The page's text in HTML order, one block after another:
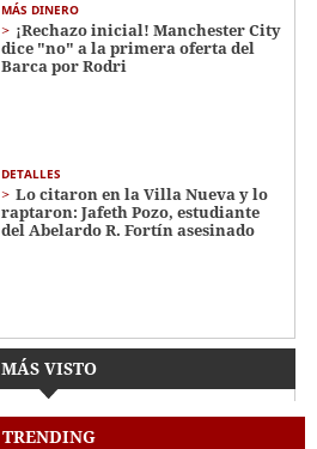
MÁS DINERO
¡Rechazo inicial! Manchester City
dice "no" a la primera oferta del
Barca por Rodri
DETALLES
Lo citaron en la Villa Nueva y lo
raptaron: Jafeth Pozo, estudiante
del Abelardo R. Fortín asesinado
MÁS VISTO
TRENDING